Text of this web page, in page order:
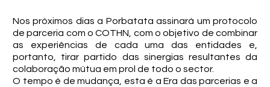
Nos próximos dias a Porbatata assinará um protocolo
de parceria com o COTHN, com o objetivo de combinar
as experiências de cada uma das entidades e,
portanto, tirar partido das sinergias resultantes da
colaboração mútua em prol de todo o sector.
O tempo é de mudança, esta é a Era das parcerias e a